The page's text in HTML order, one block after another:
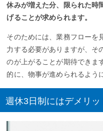
休みが増えた分、限られた時
げることが求められます。
そのためには、業務フローを
力する必要がありますが、そ
のが上がることが期待できま
的に、物事が進められるよう
週休3日制にはデメリッ